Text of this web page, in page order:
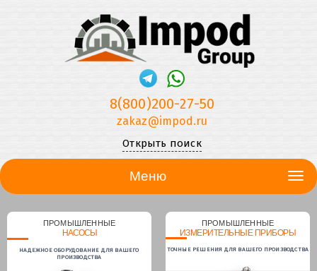
8(800)200-27-50
zakaz@impod.ru
Открыть поиск
Меню
ПРОМЫШЛЕННЫЕ
НАСОСЫ
НАДЕЖНОЕ ОБОРУДОВАНИЕ ДЛЯ ВАШЕГО
ПРОИЗВОДСТВА
ПРОМЫШЛЕННЫЕ
ИЗМЕРИТЕЛЬНЫЕ ПРИБОРЫ
ТОЧНЫЕ РЕШЕНИЯ ДЛЯ ВАШЕГО ПРОИЗВОДСТВА